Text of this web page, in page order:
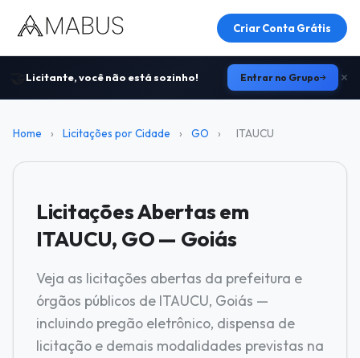
Criar Conta Grátis
Licitante, você não está sozinho! Entrar no Grupo
Home › Licitações por Cidade › GO › ITAUCU
Licitações Abertas em
ITAUCU, GO — Goiás
Veja as licitações abertas da prefeitura e
órgãos públicos de ITAUCU, Goiás —
incluindo pregão eletrônico, dispensa de
licitação e demais modalidades previstas na